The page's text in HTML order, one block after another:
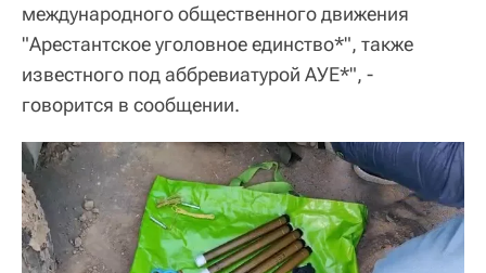
международного общественного движения
"Арестантское уголовное единство*", также
известного под аббревиатурой АУЕ*", -
говорится в сообщении.